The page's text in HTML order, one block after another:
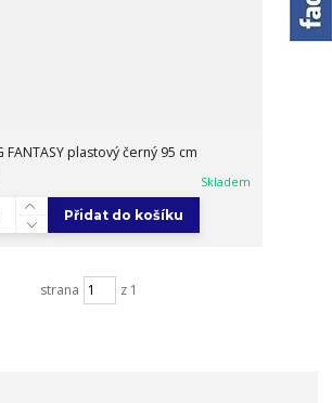
FANTASY plastový černý 95 cm
Skladem
Přidat do košíku
strana z 1